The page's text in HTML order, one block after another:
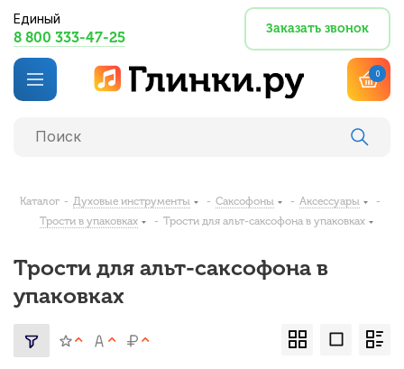
Единый
8 800 333-47-25
Заказать звонок
0
Каталог - Духовые инструменты - Саксофоны - Аксессуары
-
Трости в упаковках
- Трости для альт-саксофона в упаковках
Трости для альт-саксофона в
упаковках